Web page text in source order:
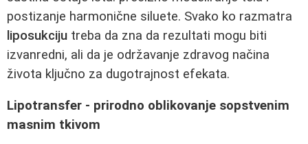
postizanje harmonične siluete. Svako ko razmatra
liposukciju treba da zna da rezultati mogu biti
izvanredni, ali da je održavanje zdravog načina
života ključno za dugotrajnost efekata.
Lipotransfer - prirodno oblikovanje sopstvenim
masnim tkivom